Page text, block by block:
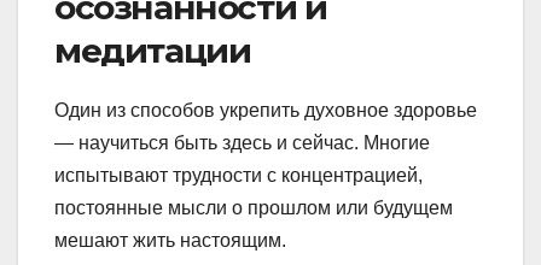
медитации
Один из способов укрепить духовное здоровье
— научиться быть здесь и сейчас. Многие
испытывают трудности с концентрацией,
постоянные мысли о прошлом или будущем
мешают жить настоящим.